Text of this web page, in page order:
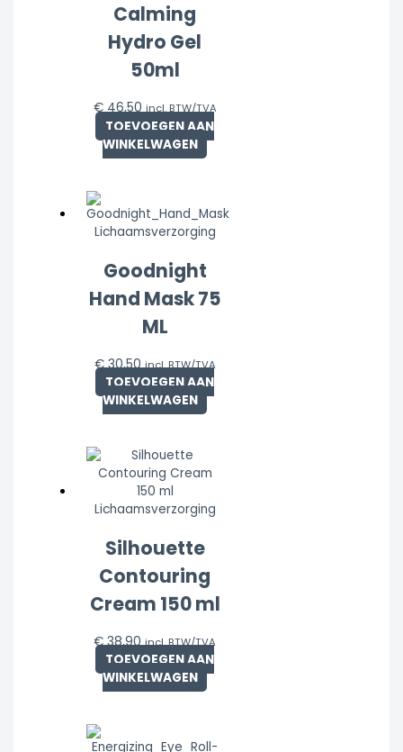
Calming
Hydro Gel
50ml
€46,50 incl. BTW/TVA
TOEVOEGEN AAN
WINKELWAGEN
Lichaamsverzorging
Goodnight
Hand Mask 75
ML
€30,50 incl. BTW/TVA
TOEVOEGEN AAN
WINKELWAGEN
Lichaamsverzorging
Silhouette
Contouring
Cream 150 ml
€38,90 incl. BTW/TVA
TOEVOEGEN AAN
WINKELWAGEN